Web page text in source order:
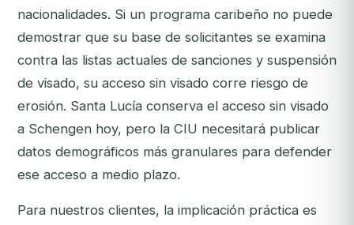
nacionalidades. Si un programa caribeño no puede
demostrar que su base de solicitantes se examina
contra las listas actuales de sanciones y suspensión
de visado, su acceso sin visado corre riesgo de
erosión. Santa Lucía conserva el acceso sin visado
a Schengen hoy, pero la CIU necesitará publicar
datos demográficos más granulares para defender
ese acceso a medio plazo.
Para nuestros clientes, la implicación práctica es